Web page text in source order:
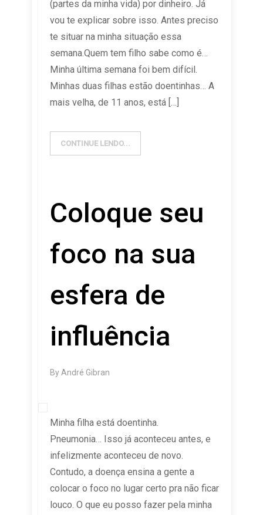
(partes da minha vida) por dinheiro. Já
vou te explicar sobre isso. Antes preciso
te situar na minha situação essa
semana.Quem tem filho sabe como é…
Minha última semana foi bem difícil.
Minhas duas filhas estão doentinhas… A
mais velha, de 11 anos, está […]
CONTINUE LENDO...
Coloque seu
foco na sua
esfera de
influência
By André Gibran
Minha filha está doentinha.
Pneumonia… Isso já aconteceu antes, e
infelizmente aconteceu de novo.
Contudo, a doença ensina a gente a
colocar o foco no lugar certo pra não ficar
louco. O que eu posso fazer pela minha